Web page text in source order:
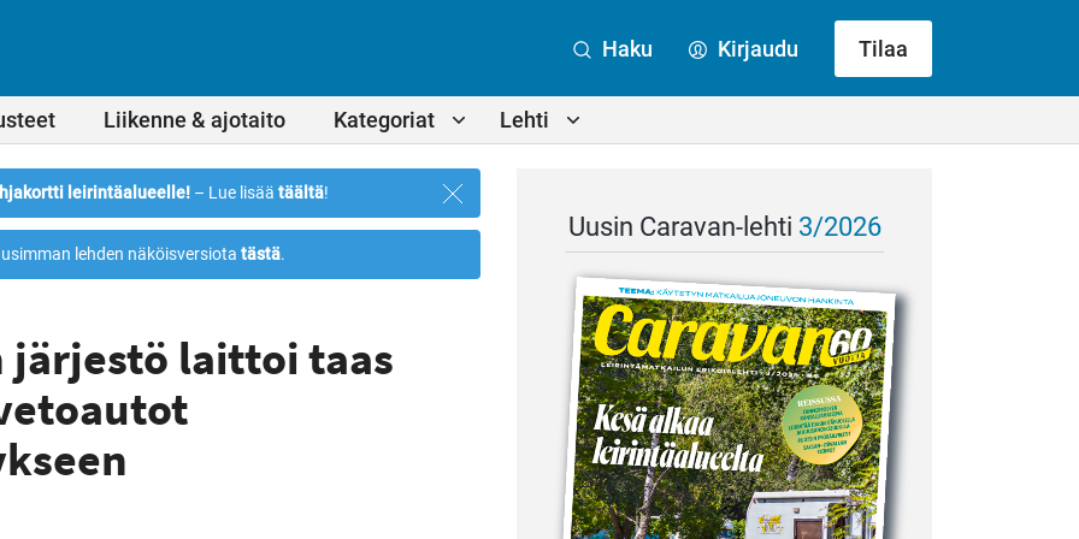
Liikenne & ajotaito Kategoriat Lehti
Haku Kirjaudu Tilaa
leirintäalueelle! – Lue lisää täältä!
Sulje
ilmoitus
lehden näköisversiota tästä.
laittoi taas
Uusin Caravan-lehti 3/2026